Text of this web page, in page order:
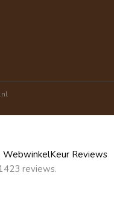
WebwinkelKeur Reviews
reviews.